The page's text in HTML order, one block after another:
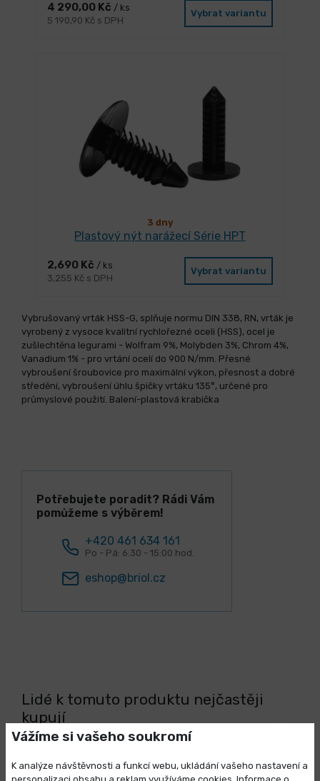
4 290,00 Kč / ks
5 190,90 Kč s DPH
Vybrat variantu
3 dny
Plastový nýt narážecí Série HPT
2,690 Kč / ks
3,255 Kč s DPH
Vybrat variantu
Vybrušovaný vrták HSS-G, splňuje normu DIN 338, RN, vrták je
vyrobený z vysoce kvalitní rychlořezné oceli (HSS), ocel je
zušlechtěna legurami - Wolfram 9%, Molybden 3%, Chrom 4%,
Vanadium 1% - pro vrtání ocelí do 900 N/mm. Přesné
vybroušení šroubovice pro maximální výkon, přesnost a dobré
středění, vybroušení úhlu špičky vrtáku 135°, určené pro
průmyslové použití. Balení-plastová krabička
Potřebujete poradit? Rádi Vám
pomůžeme s výběrem!
+420 461 634 161
Po - Pá: 6:30 - 15:00 hod.
eshop@briol.cz
Lidé k tomuto produktu nejčastěji
kupují
Vážíme si vašeho soukromí
K analýze návštěvnosti a funkcí webu, ukládání vašeho nastavení a
personalizaci obsahu a reklam využíváme cookies. Informace o